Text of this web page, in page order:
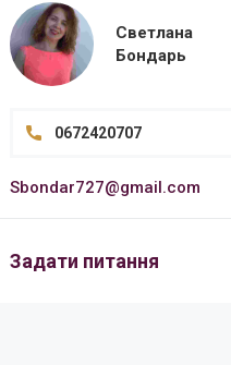
Светлана
Бондарь
0672420707
Sbondar727@gmail.com
Задати питання